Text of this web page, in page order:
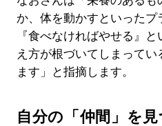
か、体を動かすといったプ
『食べなければやせる』
え方が根づいてしまって
ます」と指摘します。
自分の「仲間」を